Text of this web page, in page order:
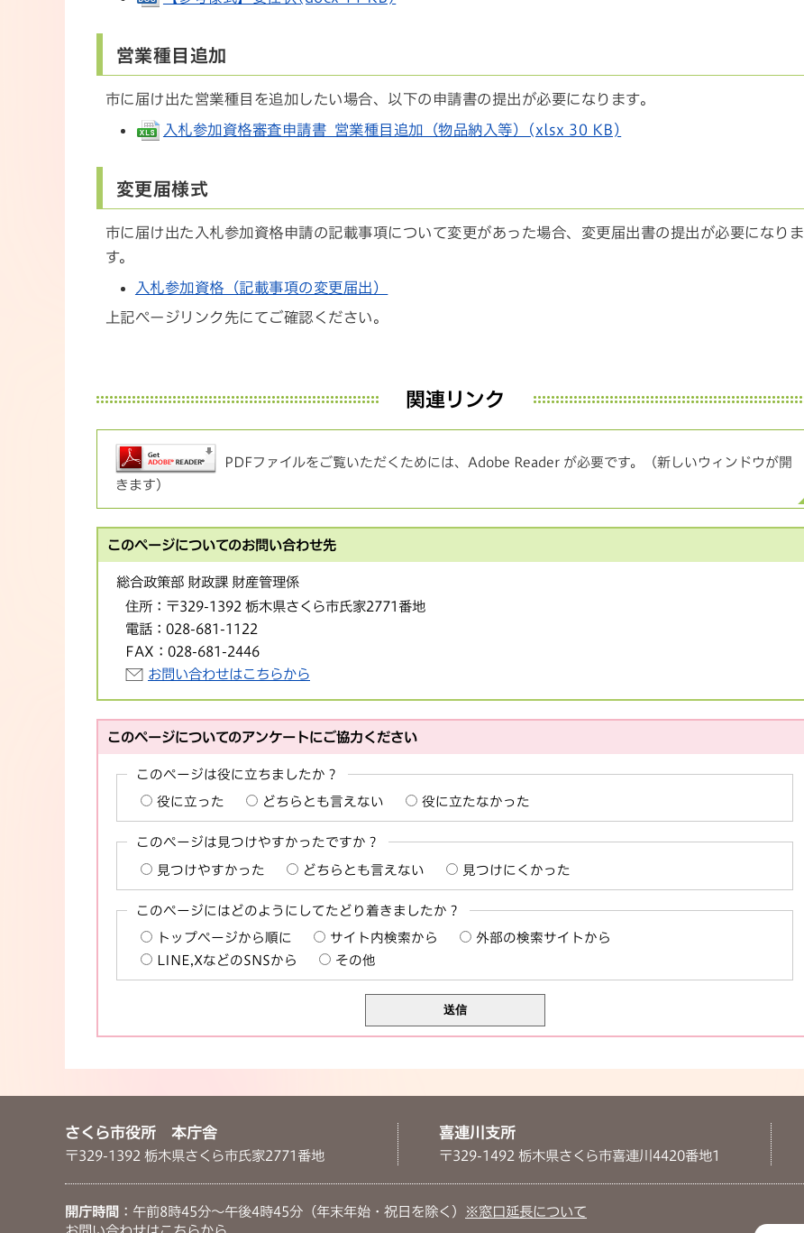
営業種目追加
市に届け出た営業種目を追加したい場合、以下の申請書の提出が必要になります。
入札参加資格審査申請書_営業種目追加（物品納入等）(xlsx 30 KB)
変更届様式
市に届け出た入札参加資格申請の記載事項について変更があった場合、変更届出書の提出が必要になりま
す。
入札参加資格（記載事項の変更届出）
上記ページリンク先にてご確認ください。
関連リンク
PDFファイルをご覧いただくためには、Adobe Reader が必要です。（新しいウィンドウが開
きます）
このページについてのお問い合わせ先
総合政策部 財政課 財産管理係
住所： 〒329-1392 栃木県さくら市氏家2771番地
電話： 028-681-1122
FAX： 028-681-2446
お問い合わせはこちらから
このページについてのアンケートにご協力ください
このページは役に立ちましたか？
役に立った どちらとも言えない 役に立たなかった
このページは見つけやすかったですか？
見つけやすかった どちらとも言えない 見つけにくかった
このページにはどのようにしてたどり着きましたか？
トップページから順に サイト内検索から
外部の検索サイトから
LINE,XなどのSNSから
その他
さくら市役所 本庁舎
〒329-1392 栃木県さくら市氏家2771番地
喜連川支所
〒329-1492 栃木県さくら市喜連川4420番地1
開庁時間 ：午前8時45分～午後4時45分（年末年始・祝日を除く）
※窓口延長について